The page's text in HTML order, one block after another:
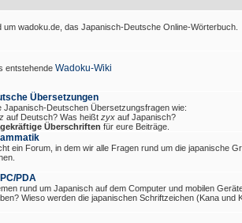
um wadoku.de, das Japanisch-Deutsche Online-Wörterbuch.
entstehende Wadoku-Wiki
Übersetzungen
Japanisch-Deutschen Übersetzungsfragen wie:
auf Deutsch? Was heißt zyx auf Japanisch?
Überschriften für eure Beiträge.
ein Forum, in dem wir alle Fragen rund um die japanische
PDA
rund um Japanisch auf dem Computer und mobilen
Wieso werden die japanischen Schriftzeichen (Kana und